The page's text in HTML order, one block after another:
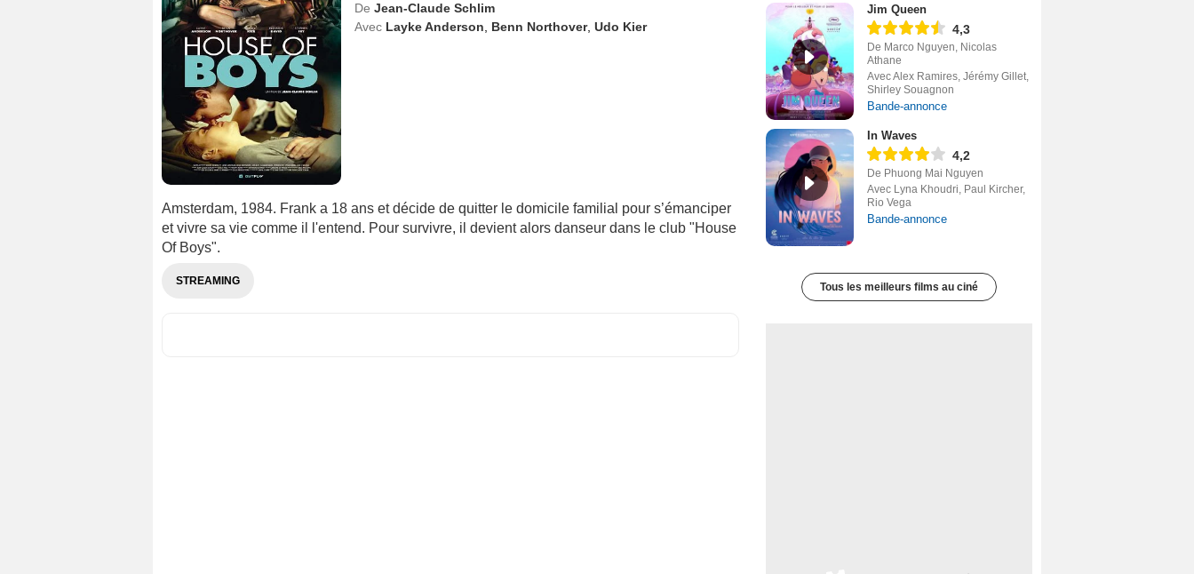
De Jean-Claude Schlim
Avec Layke Anderson Benn Northover, Udo Kier
Amsterdam, 1984. Frank a 18 ans et décide de quitter le domicile familial pour s’émanciper
et vivre sa vie comme il l'entend. Pour survivre, il devient alors danseur dans le club "House
Of Boys".
STREAMING
Jim Queen
4,3
De Marco Nguyen, Nicolas
Athane
Avec Alex Ramires, Jérémy Gillet,
Shirley Souagnon
Bande-annonce
In Waves
4,2
De Phuong Mai Nguyen
Avec Lyna Khoudri, Paul Kircher,
Rio Vega
Bande-annonce
Tous les meilleurs films au ciné